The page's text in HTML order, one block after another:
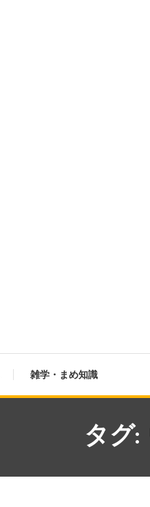
雑学・まめ知識
タグ: